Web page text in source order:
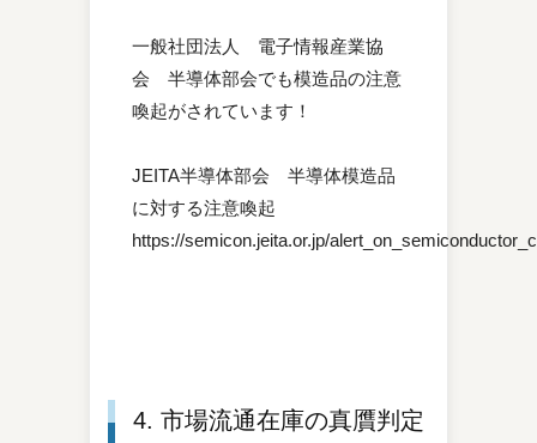
一般社団法人 電子情報産業協
会 半導体部会でも模造品の注意
喚起がされています！
JEITA半導体部会 半導体模造品
に対する注意喚起
https://semicon.jeita.or.jp/
4. 市場流通在庫の真贋判定